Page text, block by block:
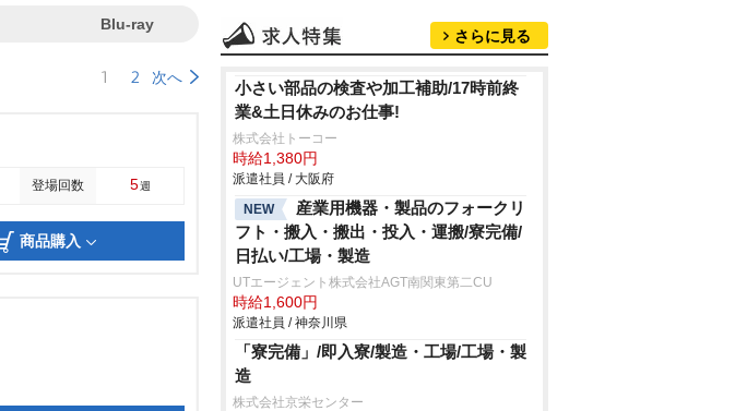
Blu-ray
1 2 次へ
登場回数 5週
商品購入
さらに見る
小さい部品の検査や加工補助/17時前終
業&土日休みのお仕事!
株式会社トーコー
時給1,380円
派遣社員 / 大阪府
NEW
産業用機器・製品のフォークリ
フト・搬入・搬出・投入・運搬/寮完備/
日払い/工場・製造
UTエージェント株式会社AGT南関東第二CU
時給1,600円
派遣社員 / 神奈川県
「寮完備」/即入寮/製造・工場/工場・製
造
株式会社京栄センター